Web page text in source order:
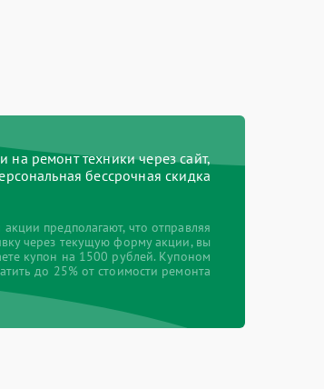
ремонт техники через сайт,
бессрочная скидка
акции предполагают, что отправляя
через текущую форму акции, вы
купон на 1500 рублей. Купоном
до 25% от стоимости ремонта